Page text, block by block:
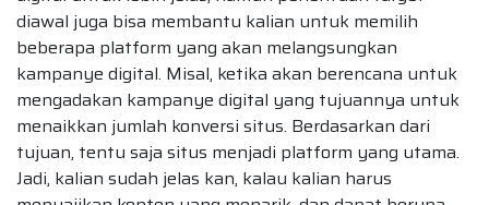
diawal juga bisa membantu kalian untuk memilih
beberapa platform yang akan melangsungkan
kampanye digital. Misal, ketika akan berencana untuk
mengadakan kampanye digital yang tujuannya untuk
menaikkan jumlah konversi situs. Berdasarkan dari
tujuan, tentu saja situs menjadi platform yang utama.
Jadi, kalian sudah jelas kan, kalau kalian harus